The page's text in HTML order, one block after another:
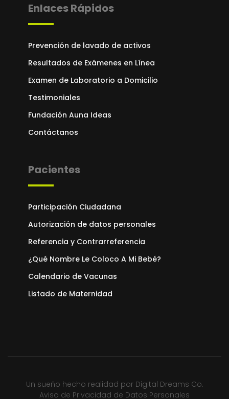
Enlaces Rápidos
Prevención de lavado de activos
Resultados de Exámenes en Línea
Examen de Laboratorio a Domicilio
Testimoniales
Fundación Auna Ideas
Contáctanos
Pacientes
Participación Ciudadana
Autorización de datos personales
Referencia y Contrarreferencia
¿Qué Nombre Le Coloco A Mi Bebé?
Calendario de Vacunas
Listado de Maternidad
Un sueño hecho realidad por Digital Dreams Co.
Aviso de Privacidad de Datos Personales